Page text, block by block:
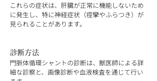
これらの症状は、肝臓が正常に機能しないため
に発生し、特に神経症状（痙攣やふらつき）が
見られることがあります。
診断方法
門脈体循環シャントの診断は、獣医師による詳
細な診察と、画像診断や血液検査を通じて行い